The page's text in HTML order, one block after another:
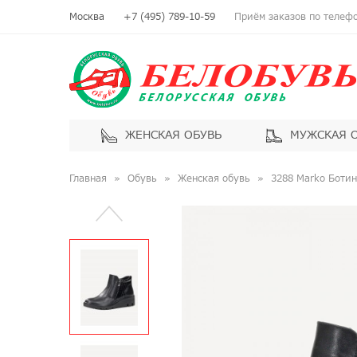
Москва +7 (495) 789-10-59 Приём заказов по
ЖЕНСКАЯ ОБУВЬ МУЖСКАЯ
Главная Обувь Женская обувь 3288 Marko